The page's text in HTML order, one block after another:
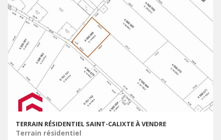
TERRAIN RÉSIDENTIEL SAINT-CALIXTE À VENDRE
Terrain résidentiel